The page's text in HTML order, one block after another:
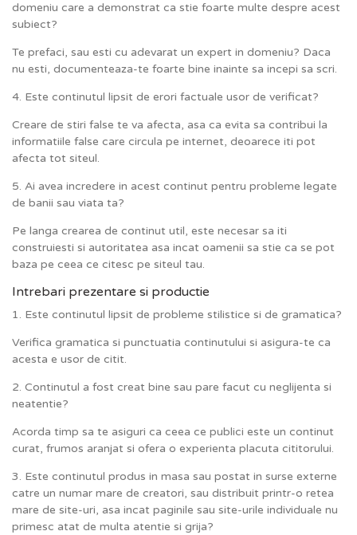
domeniu care a demonstrat ca stie foarte multe despre acest
subiect?
Te prefaci, sau esti cu adevarat un expert in domeniu? Daca
nu esti, documenteaza-te foarte bine inainte sa incepi sa scri.
4. Este continutul lipsit de erori factuale usor de verificat?
Creare de stiri false te va afecta, asa ca evita sa contribui la
informatiile false care circula pe internet, deoarece iti pot
afecta tot siteul.
5. Ai avea incredere in acest continut pentru probleme legate
de banii sau viata ta?
Pe langa crearea de continut util, este necesar sa iti
construiesti si autoritatea asa incat oamenii sa stie ca se pot
baza pe ceea ce citesc pe siteul tau.
Intrebari prezentare si productie
1. Este continutul lipsit de probleme stilistice si de gramatica?
Verifica gramatica si punctuatia continutului si asigura-te ca
acesta e usor de citit.
2. Continutul a fost creat bine sau pare facut cu neglijenta si
neatentie?
Acorda timp sa te asiguri ca ceea ce publici este un continut
curat, frumos aranjat si ofera o experienta placuta cititorului.
3. Este continutul produs in masa sau postat in surse externe
catre un numar mare de creatori, sau distribuit printr-o retea
mare de site-uri, asa incat paginile sau site-urile individuale nu
primesc atat de multa atentie si grija?